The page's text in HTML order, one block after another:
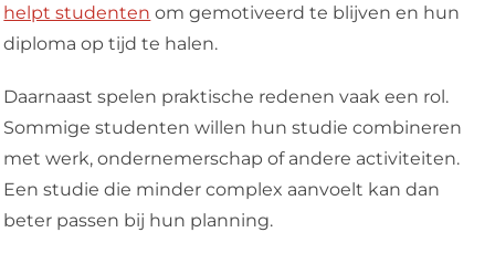
helpt studenten om gemotiveerd te blijven en hun
diploma op tijd te halen.
Daarnaast spelen praktische redenen vaak een rol.
Sommige studenten willen hun studie combineren
met werk, ondernemerschap of andere activiteiten.
Een studie die minder complex aanvoelt kan dan
beter passen bij hun planning.